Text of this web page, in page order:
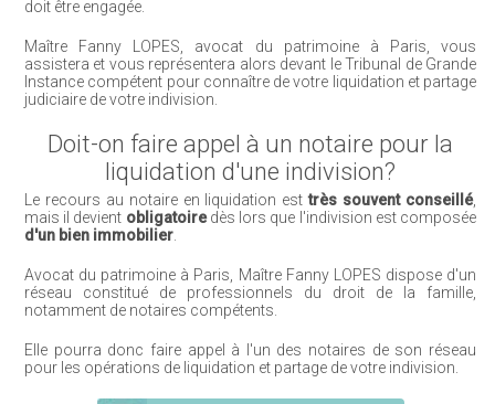
doit être engagée.
Maître Fanny LOPES, avocat du patrimoine à Paris, vous
assistera et vous représentera alors devant le Tribunal de Grande
Instance compétent pour connaître de votre liquidation et partage
judiciaire de votre indivision.
Doit-on faire appel à un notaire pour la
liquidation d'une indivision?
Le recours au notaire en liquidation esttrès souvent conseillé,
mais il devient obligatoiredès lors que l'indivision est composée
d'un bien immobilier
Avocat du patrimoine à Paris, Maître Fanny LOPES dispose d'un
réseau constitué de professionnels du droit de la famille,
notamment de notaires compétents.
Elle pourra donc faire appel à l'un des notaires de son réseau
pour les opérations de liquidation et partage de votre indivision.